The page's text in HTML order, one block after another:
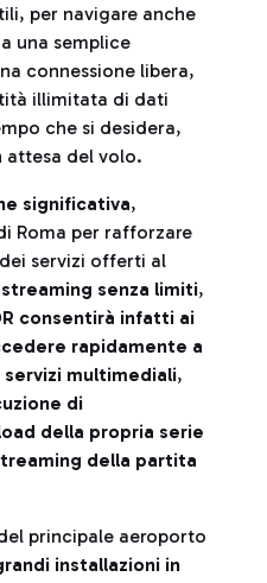
per navigare anche
una semplice
connessione libera,
illimitata di dati
che si desidera,
attesa del volo.
significativa,
Roma per rafforzare
servizi offerti al
senza limiti,
consentirà infatti ai
rapidamente a
multimediali,
di
della propria serie
della partita
principale aeroporto
installazioni in